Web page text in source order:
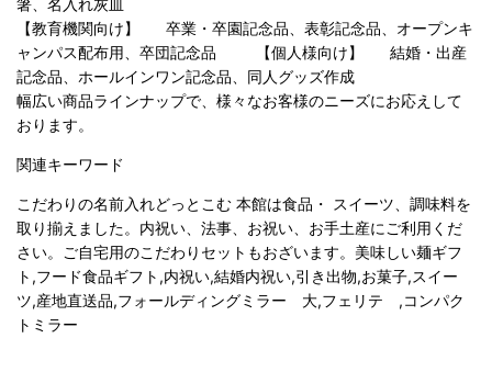
【教育機関向け】 卒業・卒園記念品、表彰記念品、オープンキ
ャンパス配布用、卒団記念品 【個人様向け】 結婚・出産
記念品、ホールインワン記念品、同人グッズ作成
幅広い商品ラインナップで、様々なお客様のニーズにお応えして
おります。
関連キーワード
こだわりの名前入れどっとこむ 本館は食品・ スイーツ、調味料を
取り揃えました。内祝い、法事、お祝い、お手土産にご利用くだ
さい。ご自宅用のこだわりセットもおざいます。美味しい麺ギフ
ト,フード食品ギフト,内祝い,結婚内祝い,引き出物,お菓子,スイー
ツ,産地直送品,フォールディングミラー 大,フェリテ ,コンパク
トミラー